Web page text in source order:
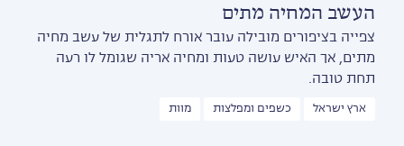
העשב המחיה מתים
צפייה בציפורים מובילה עובר אורח לתגלית של עשב מחיה
מתים, אך האיש עושה טעות ומחיה אריה שגומל לו רעה
תחת טובה.
ארץ ישראל כשפים ומפלצות מוות